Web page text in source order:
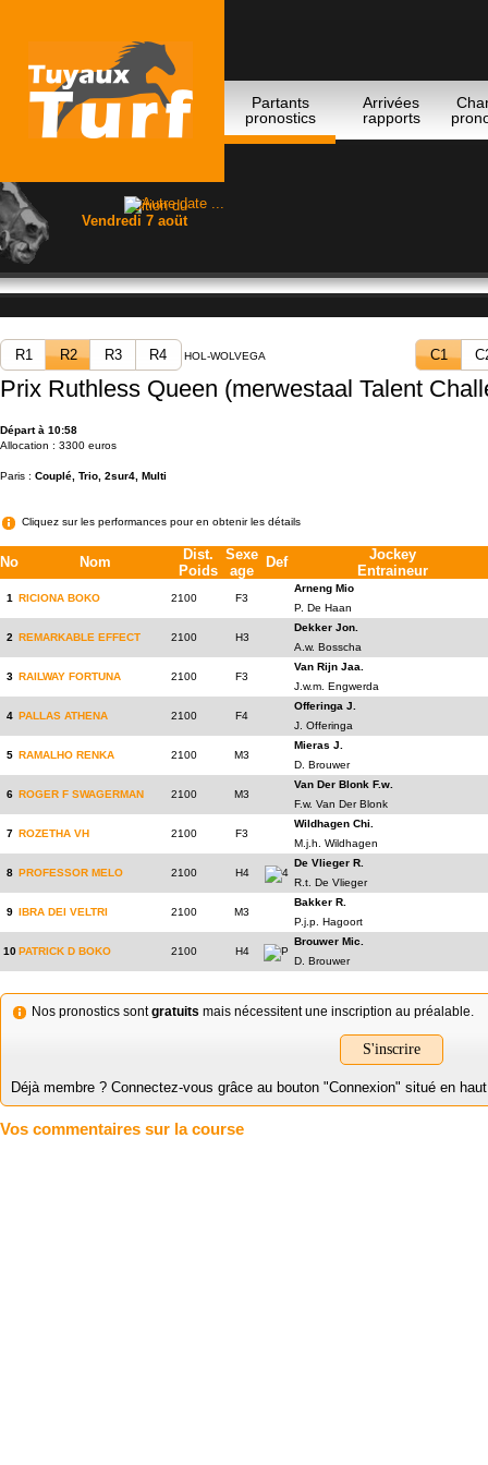
Edition du
Vendredi 7 aoüt
Partants
pronostics
Arrivées
rapports
R1 R2 R3 R4 HOL-WOLVEGA C1
Prix Ruthless Queen (merwestaal Talent
Départ à 10:58
Allocation : 3300 euros
Paris : Couplé, Trio, 2sur4, Multi
Cliquez sur les performances pour en obtenir les détails
No Nom
Dist.
Poids
Sexe
age
Def
Jockey
Entraineur
1 RICIONA BOKO 2100 F3
Arneng Mio
P. De Haan
2 REMARKABLE EFFECT 2100 H3
Dekker Jon.
A.w. Bosscha
3 RAILWAY FORTUNA 2100 F3
Van Rijn Jaa.
J.w.m. Engwerda
4 PALLAS ATHENA 2100 F4
Offeringa J.
J. Offeringa
5 RAMALHO RENKA 2100 M3
Mieras J.
D. Brouwer
6 ROGER F SWAGERMAN 2100 M3
Van Der Blonk F.w.
F.w. Van Der Blonk
7 ROZETHA VH 2100 F3
Wildhagen Chi.
M.j.h. Wildhagen
8 PROFESSOR MELO 2100 H4 4
De Vlieger R.
R.t. De Vlieger
9 IBRA DEI VELTRI 2100 M3
Bakker R.
P.j.p. Hagoort
10 PATRICK D BOKO 2100 H4 P
Brouwer Mic.
D. Brouwer
Nos pronostics sontgratuits mais nécessitent une inscription au préalable.
S'inscrire
Déjà membre ? Connectez-vous grâce au bouton "Connexion" situé en
Vos commentaires sur la course